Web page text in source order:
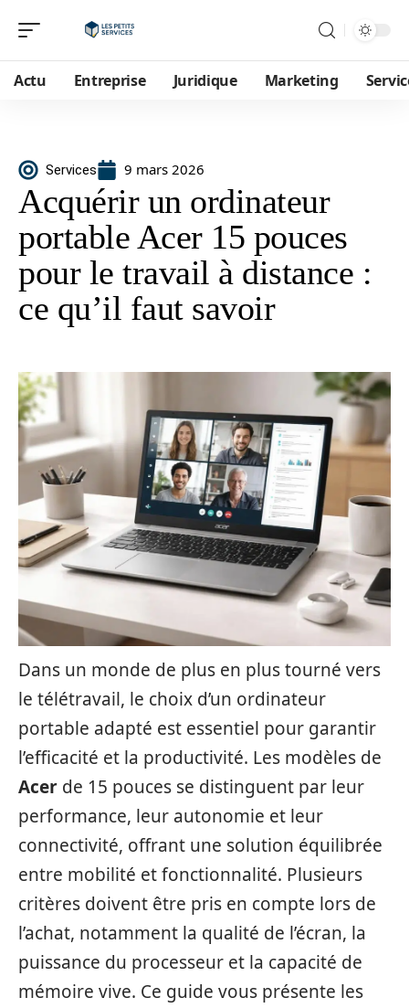
Actu Entreprise Juridique Marketing
Services 9 mars 2026
Acquérir un ordinateur
portable Acer 15 pouces
pour le travail à distance :
ce qu’il faut savoir
Dans un monde de plus en plus tourné vers
le télétravail, le choix d’un ordinateur
portable adapté est essentiel pour garantir
l’efficacité et la productivité. Les modèles de
Acer de 15 pouces se distinguent par leur
performance, leur autonomie et leur
connectivité, offrant une solution équilibrée
entre mobilité et fonctionnalité. Plusieurs
critères doivent être pris en compte lors de
l’achat, notamment la qualité de l’écran, la
puissance du processeur et la capacité de
mémoire vive. Ce guide vous présente les